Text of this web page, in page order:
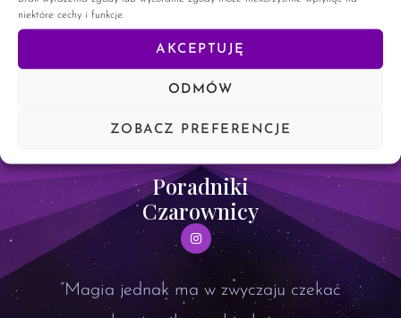
niektóre cechy i funkcje.
AKCEPTUJĘ
ODMÓW
ZOBACZ PREFERENCJE
CZYTAJ WIĘCEJ »
Poradniki
Czarownicy
”Magia jednak ma w zwyczaju czekać